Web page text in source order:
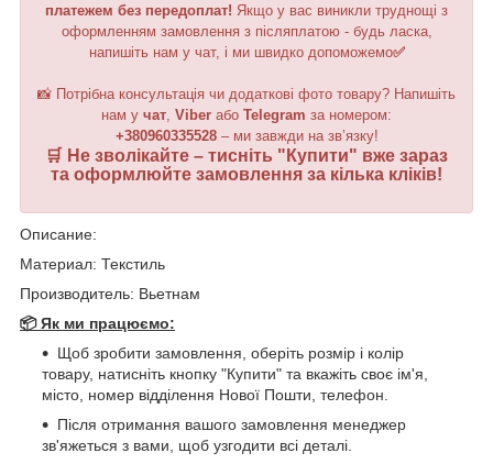
платежем без передоплат! Якщо у вас виникли труднощі з
оформленням замовлення з післяплатою - будь ласка,
напишіть нам у чат, і ми швидко допоможемо✅
📸 Потрібна консультація чи додаткові фото товару? Напишіть
нам у чат Viber або Telegram за номером:
+380960335528– ми завжди на зв’язку!
🛒 Не зволікайте – тисніть " Купити" вже зараз
та оформлюйте замовлення за кілька кліків!
Описание:
Материал: Текстиль
Производитель: Вьетнам
📦 Як ми працюємо:
Щоб зробити замовлення, оберіть розмір і колір
товару, натисніть кнопку "Купити" та вкажіть своє ім'я,
місто, номер відділення Нової Пошти, телефон.
Після отримання вашого замовлення менеджер
зв'яжеться з вами, щоб узгодити всі деталі.